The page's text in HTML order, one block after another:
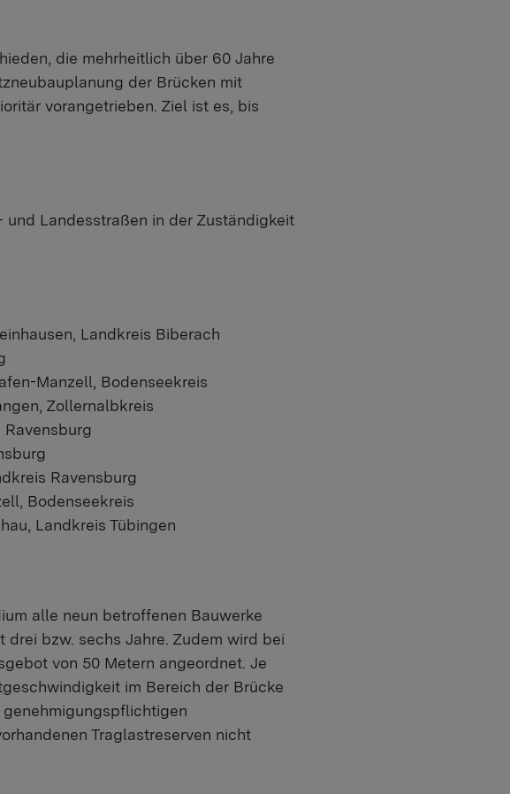
die mehrheitlich über 60 Jahre
der Brücken mit
vorangetrieben. Ziel ist es, bis
Landesstraßen in der Zuständigkeit
Landkreis Biberach
Manzell, Bodenseekreis
Zollernalbkreis
Ravensburg
Bodenseekreis
Landkreis Tübingen
alle neun betroffenen Bauwerke
bzw. sechs Jahre. Zudem wird bei
von 50 Metern angeordnet. Je
im Bereich der Brücke
Traglastreserven nicht